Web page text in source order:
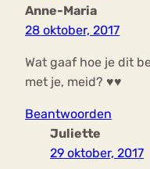
Anne-Maria
28 oktober, 2017
Wat gaaf hoe je dit
met je, meid? ♥♥
Beantwoorden
Juliette
29 oktober, 2017